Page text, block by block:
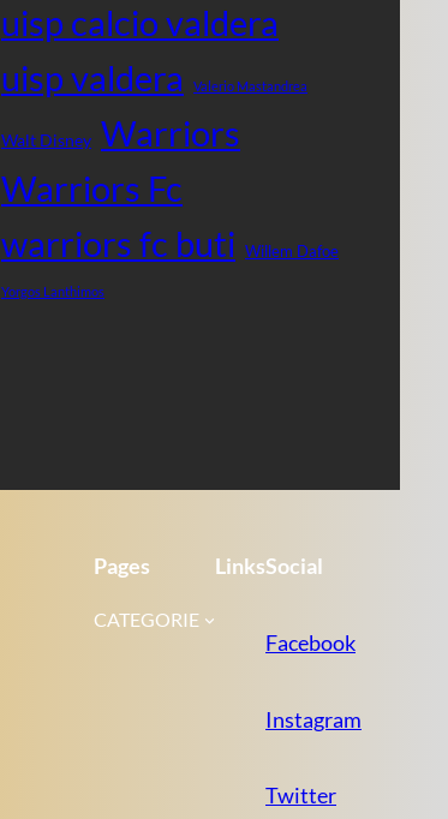
uisp calcio valdera
uisp valdera
Valerio Mastandrea
Walt Disney Warriors
Warriors Fc
warriors fc buti Willem Dafoe
Yorgos Lanthimos
Pages
CATEGORIE
LinksSocial
Facebook
Instagram
Twitter